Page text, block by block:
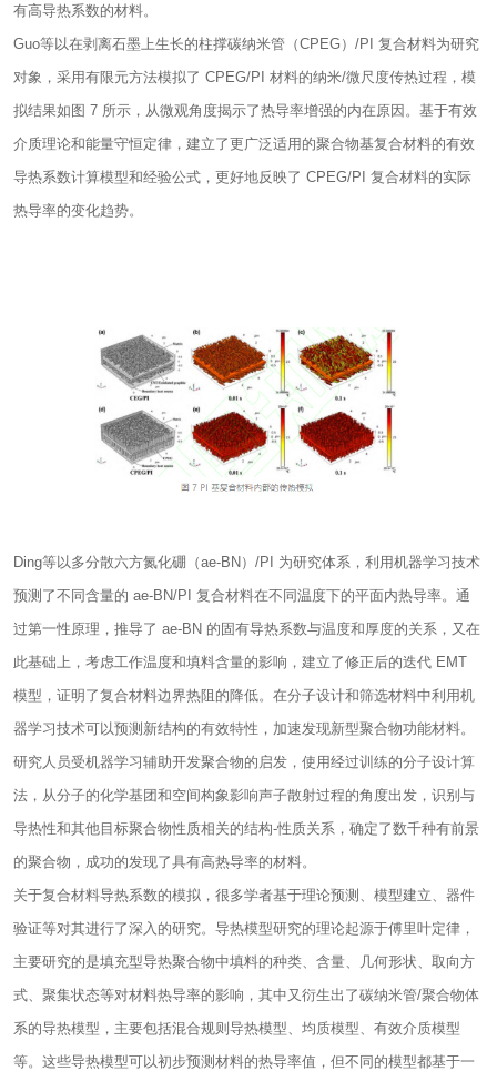
有高导热系数的材料。
Guo等以在剥离石墨上生长的柱撑碳纳米管（CPEG）/PI 复合材料为研究
对象，采用有限元方法模拟了 CPEG/PI 材料的纳米/微尺度传热过程，模
拟结果如图 7 所示，从微观角度揭示了热导率增强的内在原因。基于有效
介质理论和能量守恒定律，建立了更广泛适用的聚合物基复合材料的有效
导热系数计算模型和经验公式，更好地反映了 CPEG/PI 复合材料的实际
热导率的变化趋势。
Ding等以多分散六方氮化硼（ae-BN）/PI 为研究体系，利用机器学习技术
预测了不同含量的 ae-BN/PI 复合材料在不同温度下的平面内热导率。通
过第一性原理，推导了 ae-BN 的固有导热系数与温度和厚度的关系，又在
此基础上，考虑工作温度和填料含量的影响，建立了修正后的迭代 EMT
模型，证明了复合材料边界热阻的降低。在分子设计和筛选材料中利用机
器学习技术可以预测新结构的有效特性，加速发现新型聚合物功能材料。
研究人员受机器学习辅助开发聚合物的启发，使用经过训练的分子设计算
法，从分子的化学基团和空间构象影响声子散射过程的角度出发，识别与
导热性和其他目标聚合物性质相关的结构-性质关系，确定了数千种有前景
的聚合物，成功的发现了具有高热导率的材料。
关于复合材料导热系数的模拟，很多学者基于理论预测、模型建立、器件
验证等对其进行了深入的研究。导热模型研究的理论起源于傅里叶定律，
主要研究的是填充型导热聚合物中填料的种类、含量、几何形状、取向方
式、聚集状态等对材料热导率的影响，其中又衍生出了碳纳米管/聚合物体
系的导热模型，主要包括混合规则导热模型、均质模型、有效介质模型
等。这些导热模型可以初步预测材料的热导率值，但不同的模型都基于一